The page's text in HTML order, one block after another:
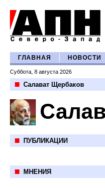
ГЛАВНАЯ НОВОСТИ
Суббота, 8 августа 2026
Салават Щербаков
ПУБЛИКАЦИИ
МНЕНИЯ